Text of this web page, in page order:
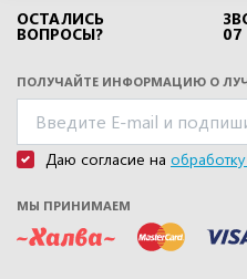
ОСТАЛИСЬ
ВОПРОСЫ? 07
ПОЛУЧАЙТЕ ИНФОРМАЦИЮ О
Даю согласие на
МЫ ПРИНИМАЕМ